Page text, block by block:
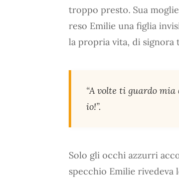
troppo presto. Sua
reso Emilie una figlia
la propria vita, di signora
“A volte ti guardo
io!”.
Solo gli occhi azzurri
specchio Emilie rivedeva